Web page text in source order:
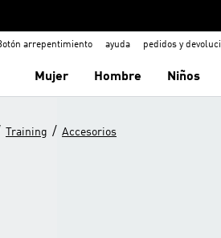
arrepentimiento ayuda pedidos y
Mujer Hombre Niños
Training / Accesorios